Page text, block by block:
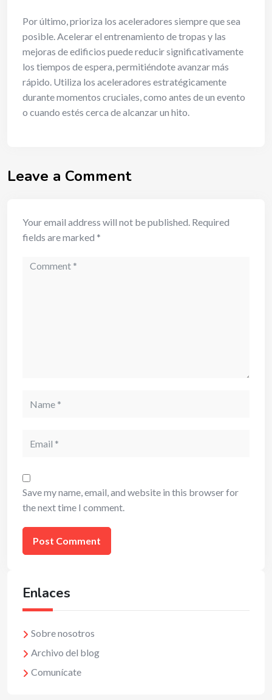
Por último, prioriza los aceleradores siempre que sea
posible. Acelerar el entrenamiento de tropas y las
mejoras de edificios puede reducir significativamente
los tiempos de espera, permitiéndote avanzar más
rápido. Utiliza los aceleradores estratégicamente
durante momentos cruciales, como antes de un evento
o cuando estés cerca de alcanzar un hito.
Leave a Comment
Your email address will not be published. Required
fields are marked *
Comment
Save my name, email, and website in this browser for
the next time I comment.
Enlaces
Sobre nosotros
Archivo del blog
Comunícate